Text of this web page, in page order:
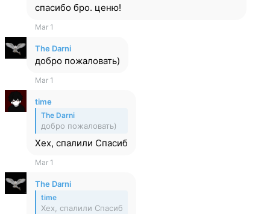
спасибо бро. ценю!
Mar 1
The Darni
добро пожаловать)
Mar 1
time
The Darni
добро пожаловать)
Хех, спалили Спасиб
Mar 1
The Darni
time
Хех, спалили Спасиб